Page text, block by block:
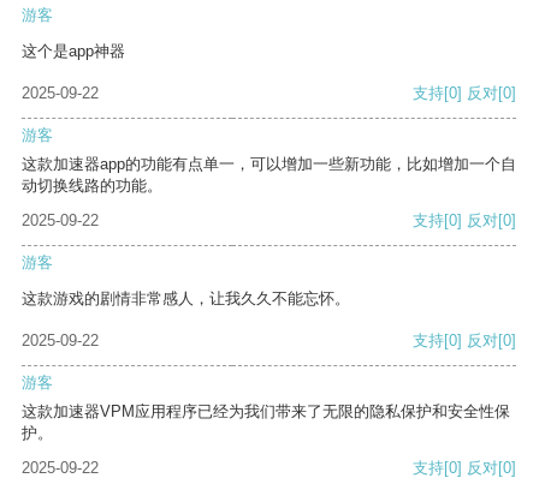
游客
这个是app神器
2025-09-22 支持[0] 反对[0]
游客
这款加速器app的功能有点单一，可以增加一些新功能，比如增加一个自
动切换线路的功能。
2025-09-22
支持[0] 反对[0]
游客
这款游戏的剧情非常感人，让我久久不能忘怀。
2025-09-22 支持[0] 反对[0]
游客
这款加速器VPM应用程序已经为我们带来了无限的隐私保护和安全性保
护。
2025-09-22
支持[0] 反对[0]